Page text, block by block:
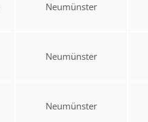
Neumünster
Neumünster
Neumünster